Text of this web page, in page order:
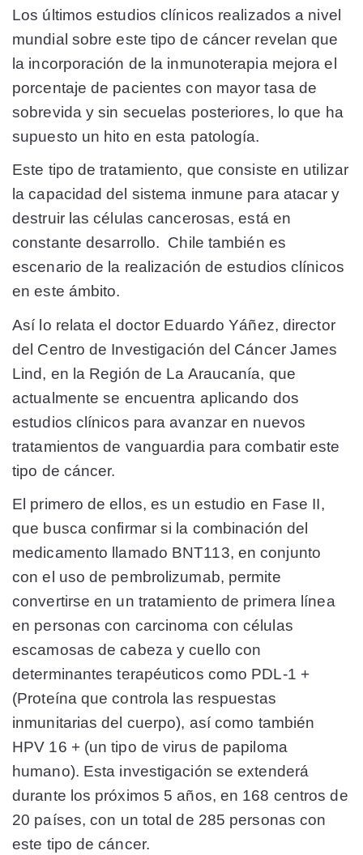
Los últimos estudios clínicos realizados a nivel
mundial sobre este tipo de cáncer revelan que
la incorporación de la inmunoterapia mejora el
porcentaje de pacientes con mayor tasa de
sobrevida y sin secuelas posteriores, lo que ha
supuesto un hito en esta patología.
Este tipo de tratamiento, que consiste en utilizar
la capacidad del sistema inmune para atacar y
destruir las células cancerosas, está en
constante desarrollo. Chile también es
escenario de la realización de estudios clínicos
en este ámbito.
Así lo relata el doctor Eduardo Yáñez, director
del Centro de Investigación del Cáncer James
Lind, en la Región de La Araucanía, que
actualmente se encuentra aplicando dos
estudios clínicos para avanzar en nuevos
tratamientos de vanguardia para combatir este
tipo de cáncer.
El primero de ellos, es un estudio en Fase II,
que busca confirmar si la combinación del
medicamento llamado BNT113, en conjunto
con el uso de pembrolizumab, permite
convertirse en un tratamiento de primera línea
en personas con carcinoma con células
escamosas de cabeza y cuello con
determinantes terapéuticos como PDL-1 +
(Proteína que controla las respuestas
inmunitarias del cuerpo), así como también
HPV 16 + (un tipo de virus de papiloma
humano). Esta investigación se extenderá
durante los próximos 5 años, en 168 centros de
20 países, con un total de 285 personas con
este tipo de cáncer.